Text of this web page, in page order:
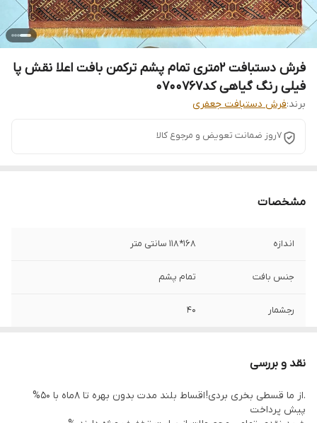
فرش دستبافت 2متری تمام پشم ترکمن بافت اعلا نقش پا
فیلی رنگ گیاهی کد0700767
برند:فرش دستبافت جعفری
7روز ضمانت تعویض و مرجوع کالا
مشخصات
اندازه 168*118 سانتی متر
جنس بافت تمام پشم
رجشمار 40
وضعیت کالا
نقد و بررسی
.از ما قسطی بخری بردی! اقساط بلند مدت بدون بهره تا 8ماه با 50%
پیش پرداخت